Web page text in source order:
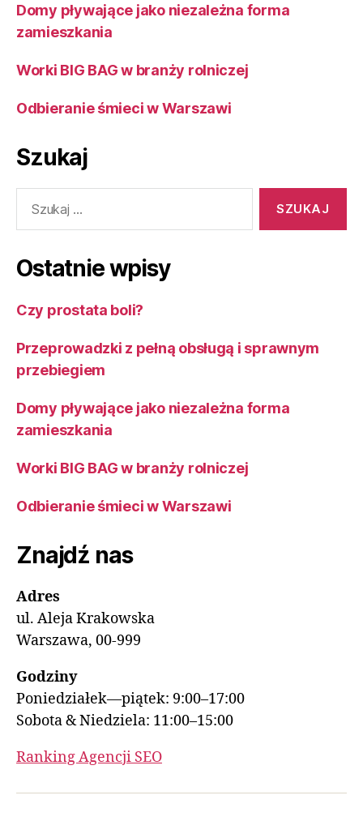
Domy pływające jako niezależna forma
zamieszkania
Worki BIG BAG w branży rolniczej
Odbieranie śmieci w Warszawi
Szukaj
Ostatnie wpisy
Czy prostata boli?
Przeprowadzki z pełną obsługą i sprawnym
przebiegiem
Domy pływające jako niezależna forma
zamieszkania
Worki BIG BAG w branży rolniczej
Odbieranie śmieci w Warszawi
Znajdź nas
Adres
ul. Aleja Krakowska
Warszawa, 00-999
Godziny
Poniedziałek—piątek: 9:00–17:00
Sobota & Niedziela: 11:00–15:00
Ranking Agencji SEO